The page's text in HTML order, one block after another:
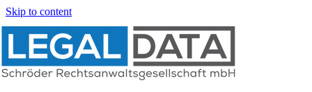
Skip to content